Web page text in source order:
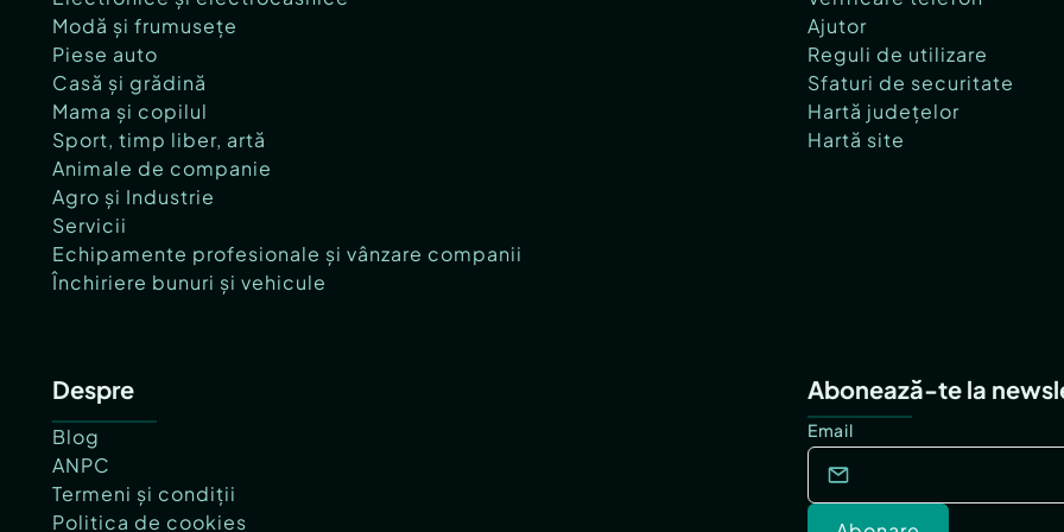
BДѓneasa, staИ›ia de metrou StrДѓuleИ™ti (magistrala 4);
в—Џ acces facil la Aeroportul InternaИ›ional вЂћHenri CoandДѓвЂќ
И™i Aeroportul BДѓneasa pentru oamenii de afaceri care cДѓlДѓtoresc
des....
Confort: 1
Tip imobil:Bloc de apartamente
Număr Băi:1
Comision cumpărător:
Posibilitate parcare: Da
Modă și frumusețe
Piese auto
Casă și grădină
Mama și copilul
Sport, timp liber, artă
Animale de companie
Agro și Industrie
Servicii
Echipamente profesionale și vânzare companii
Închiriere bunuri și vehicule
Ajutor
Reguli de utilizare
Sfaturi de securitate
Hartă județelor
Hartă site
Despre
Blog
ANPC
Termeni și condiții
Politica de cookies
Abonează-te la
Email